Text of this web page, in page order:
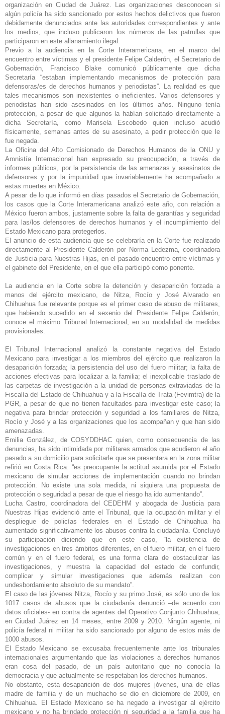
organización en Ciudad de Juárez. Las organizaciones desconocen si
algún policía ha sido sancionado por estos hechos delictivos que fueron
debidamente denunciados ante las autoridades correspondientes y ante
los medios, que incluso publicaron los números de las patrullas que
participaron en este allanamiento ilegal.
Previo a la audiencia en la Corte Interamericana, en el marco del
encuentro entre víctimas y el presidente Felipe Calderón, el Secretario de
Gobernación, Francisco Blake comunicó públicamente que dicha
Secretaría “estaban implementando mecanismos de protección para
defensoras/es de derechos humanos y periodistas”. La realidad es que
tales mecanismos son inexistentes o ineficientes.Varios defensores y
periodistas han sido asesinados en los últimos años. Ninguno tenía
protección, a pesar de que algunos la habían solicitado directamente a
dicha Secretaría, como Marisela Escobedo quien incluso acudió
físicamente, semanas antes de su asesinato, a pedir protección que le
fue negada.
La Oficina del Alto Comisionado de Derechos Humanos de la ONU y
Amnistía Internacional han expresado su preocupación, a través de
informes públicos, por la persistencia de las amenazas y asesinatos de
defensores y por la impunidad que invariablemente ha acompañado a
estas muertes en México.
A pesar de lo que informó en días pasados el Secretario de Gobernación,
los casos que la Corte Interamericana analizó este año, con relación a
México fueron ambos, justamente sobre la falta de garantías y seguridad
para las/los defensores de derechos humanos y el incumplimiento del
Estado Mexicano para protegerlos.
El anuncio de esta audiencia que se celebraría en la Corte fue realizado
directamente al Presidente Calderón por Norma Ledezma, coordinadora
de Justicia para Nuestras Hijas, en el pasado encuentro entre víctimas y
el gabinete del Presidente, en el que ella participó como ponente.
La audiencia en la Corte sobre la detención y desaparición forzada a
manos del ejército mexicano, de Nitza, Rocío y José Alvarado en
Chihuahua fue relevante porque es el primer caso de abuso de militares,
que habiendo sucedido en el sexenio del Presidente Felipe Calderón,
conoce el máximo Tribunal Internacional, en su modalidad de medidas
provisionales.
El Tribunal Internacional analizó la constante negativa del Estado
Mexicano para investigar a los miembros del ejército que realizaron la
desaparición forzada; la persistencia del uso del fuero militar; la falta de
acciones efectivas para localizar a la familia; el inexplicable traslado de
las carpetas de investigación a la unidad de personas extraviadas de la
Fiscalía del Estado de Chihuahua y a la Fiscalía de Trata (Fevimtra) de la
PGR, a pesar de que no tienen facultades para investigar este caso; la
negativa para brindar protección y seguridad a los familiares de Nitza,
Rocío y José y a las organizaciones que los acompañan y que han sido
amenazadas.
Emilia González, de COSYDDHAC quien, como consecuencia de las
denuncias, ha sido intimidada por militares armados que acudieron el año
pasado a su domicilio para solicitarle que se presentara en la zona militar
refirió en Costa Rica: “es preocupante la actitud asumida por el Estado
mexicano de simular acciones de implementación cuando no brindan
protección. No existe una sola medida, ni siquiera una propuesta de
protección o seguridad a pesar de que el riesgo ha ido aumentando”.
Lucha Castro, coordinadora del CEDEHM y abogada de Justicia para
Nuestras Hijas evidenció ante el Tribunal, que la ocupación militar y el
despliegue de policías federales en el Estado de Chihuahua ha
aumentado significativamente los abusos contra la ciudadanía. Concluyó
su participación diciendo que en este caso, “la existencia de
investigaciones en tres ámbitos diferentes, en el fuero militar, en el fuero
común y en el fuero federal, es una forma clara de obstaculizar las
investigaciones, y muestra la capacidad del estado de confundir,
complicar y simular investigaciones que además realizan con
undesbordamiento absoluto de su mandato”.
El caso de las jóvenes Nitza, Rocío y su primo José, es sólo uno de los
1017 casos de abusos que la ciudadanía denunció –de acuerdo con
datos oficiales- en contra de agentes del Operativo Conjunto Chihuahua,
en Ciudad Juárez en 14 meses, entre 2009 y 2010.
Ningún agente, ni
policía federal ni militar ha sido sancionado por alguno de estos más de
1000 abusos.
El Estado Mexicano se excusaba frecuentemente ante los tribunales
internacionales argumentando que las violaciones a derechos humanos
eran cosa del pasado, de un país autoritario que no conocía la
democracia y que actualmente se respetaban los derechos humanos.
No obstante, esta desaparición de dos mujeres jóvenes, una de ellas
madre de familia y de un muchacho se dio en diciembre de 2009, en
Chihuahua. El Estado Mexicano se ha negado a investigar al ejército
mexicano y no ha brindado protección ni seguridad a la familia que ha